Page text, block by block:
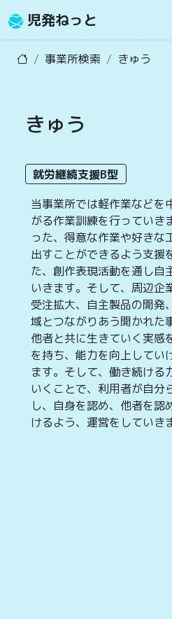
児発ねっと
事業所検索 きゅう
きゅう
就労継続支援B型
当事業所では軽作業などを
がる作業訓練を行っていき
った、得意な作業や好きな
出すことができるよう支援
た、創作表現活動を通し自
いきます。そして、周辺企
受注拡大、自主製品の開発
域とつながりあう開かれた
他者と共に生きていく実感
を持ち、能力を向上してい
ます。そして、働き続ける
いくことで、利用者が自分
し、自身を認め、他者を認
けるよう、運営をしていき